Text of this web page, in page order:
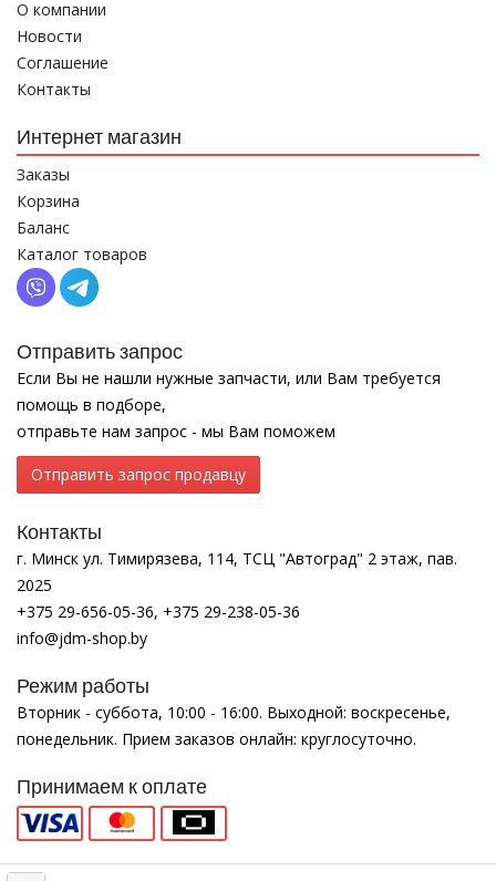
О компании
Новости
Соглашение
Контакты
Интернет магазин
Заказы
Корзина
Баланс
Каталог товаров
Отправить запрос
Если Вы не нашли нужные запчасти, или Вам требуется
помощь в подборе,
отправьте нам запрос - мы Вам поможем
Отправить запрос продавцу
Контакты
г. Минск ул. Тимирязева, 114, ТСЦ "Автоград" 2 этаж, пав.
2025
+375 29-656-05-36, +375 29-238-05-36
info@jdm-shop.by
Режим работы
Вторник - суббота, 10:00 - 16:00. Выходной: воскресенье,
понедельник. Прием заказов онлайн: круглосуточно.
Принимаем к оплате